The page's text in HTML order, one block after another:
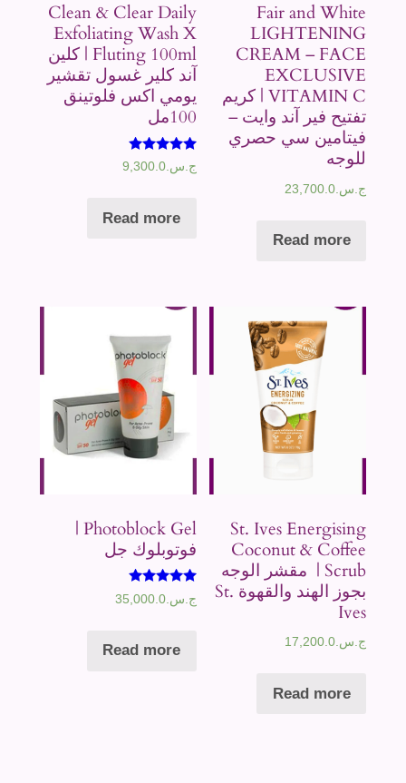
Fair and White
LIGHTENING
CREAM – FACE
EXCLUSIVE
VITAMIN C | كريم
تفتيح فير آند وايت –
فيتامين سي حصري
للوجه
ج.س. 23,700.0
Read more
Clean & Clear Daily
Exfoliating Wash X
Fluting 100ml | كلين
آند كلير غسول تقشير
يومي اكس فلوتينق
100مل
Rated
5.00
ج.س.9,300.0
Read more
St. Ives Energising
Coconut & Coffee
Scrub | ‏ مقشر الوجه
بجوز الهند والقهوة St.
Ives
ج.س.17,200.0
Read more
Photoblock Gel |
فوتوبلوك جل
Rated
5.00
ج.س.35,000.0
Read more